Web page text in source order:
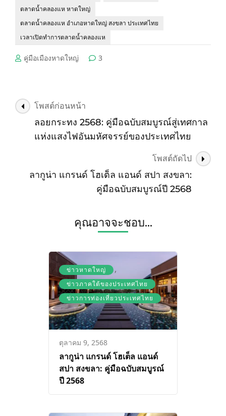
ตลาดน้ำคลองแห หาดใหญ่
ตลาดน้ำคลองแห อำเภอหาดใหญ่ สงขลา ประเทศไทย
เวลาเปิดทำการตลาดน้ำคลองแห
คู่มือเมืองหาดใหญ่ 3
โพสต์
นำทาง
โพสต์ก่อนหน้า
ลอยกระทง 2568: คู่มือฉบับสมบูรณ์สู่เทศกาล
แห่งแสงไฟอันมหัศจรรย์ของประเทศไทย
โพสต์ถัดไป
ลากูน่า แกรนด์ โฮเต็ล แอนด์ สปา สงขลา:
คู่มือฉบับสมบูรณ์ปี 2568
คุณอาจจะชอบ...
ข่าวหาดใหญ่ ,
ข่าวภาคใต้ของประเทศไทย ,
ข่าวการท่องเที่ยวประเทศไทย
ตุลาคม 9, 2568
ลากูน่า แกรนด์ โฮเต็ล แอนด์
สปา สงขลา: คู่มือฉบับสมบูรณ์
ปี 2568